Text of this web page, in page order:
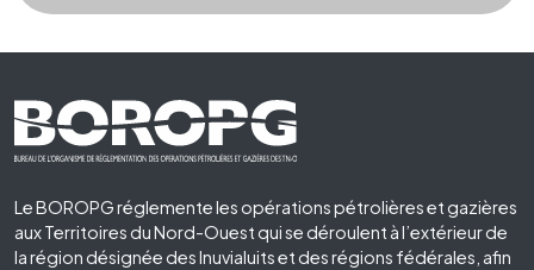
Footer First
Le BOROPG réglemente les opérations pétrolières et gazières
aux Territoires du Nord-Ouest qui se déroulent à l’extérieur de
la région désignée des Inuvialuits et des régions fédérales, afin